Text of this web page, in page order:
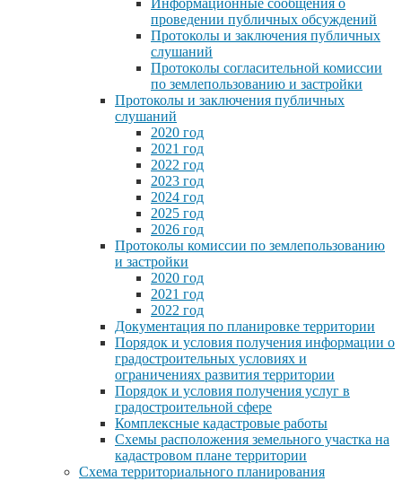
проведении публичных обсуждений
Протоколы и заключения публичных
слушаний
Протоколы согласительной комиссии
по землепользованию и застройки
Протоколы и заключения публичных
слушаний
2020 год
2021 год
2022 год
2023 год
2024 год
2025 год
2026 год
Протоколы комиссии по землепользованию
и застройки
2020 год
2021 год
2022 год
Документация по планировке территории
Порядок и условия получения информации о
градостроительных условиях и
ограничениях развития территории
Порядок и условия получения услуг в
градостроительной сфере
Комплексные кадастровые работы
Схемы расположения земельного участка на
кадастровом плане территории
Схема территориального планирования